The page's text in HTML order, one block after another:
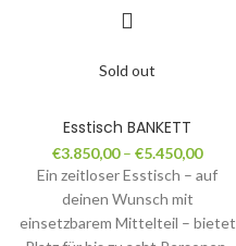
Sold out
Esstisch BANKETT
€3.850,00– €5.450,00
Ein zeitloser Esstisch – auf
deinen Wunsch mit
einsetzbarem Mittelteil – bietet